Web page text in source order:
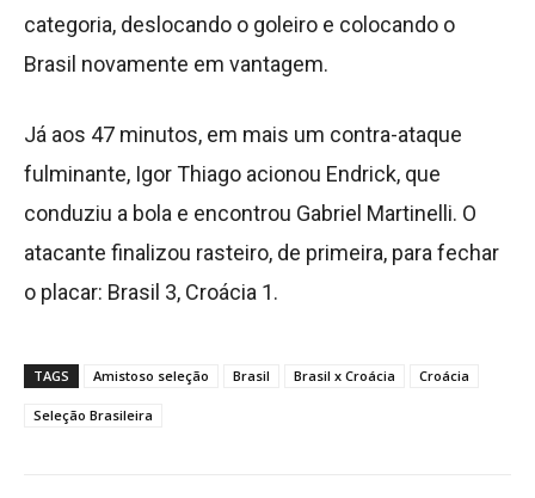
categoria, deslocando o goleiro e colocando o
Brasil novamente em vantagem.
Já aos 47 minutos, em mais um contra-ataque
fulminante, Igor Thiago acionou Endrick, que
conduziu a bola e encontrou Gabriel Martinelli. O
atacante finalizou rasteiro, de primeira, para fechar
o placar: Brasil 3, Croácia 1.
TAGS Amistoso seleção Brasil Brasil x Croácia Croácia
Seleção Brasileira